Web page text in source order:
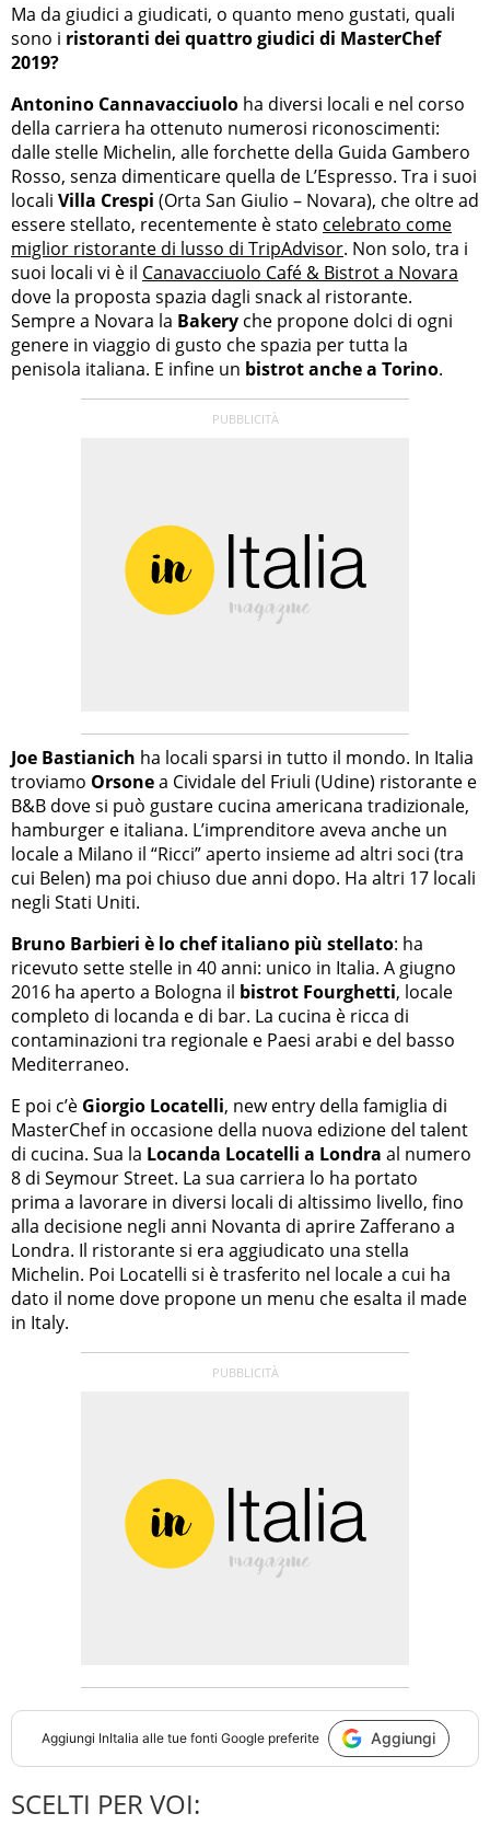
Ma da giudici a giudicati, o quanto meno gustati, quali
sono i ristoranti dei quattro giudici di MasterChef
2019?
Antonino Cannavacciuolo ha diversi locali e nel corso
della carriera ha ottenuto numerosi riconoscimenti:
dalle stelle Michelin, alle forchette della Guida Gambero
Rosso, senza dimenticare quella de L’Espresso. Tra i suoi
locali Villa Crespi (Orta San Giulio – Novara), che oltre ad
essere stellato, recentemente è stato celebrato come
miglior ristorante di lusso di TripAdvisor. Non solo, tra i
suoi locali vi è il Canavacciuolo Café & Bistrot a Novara
dove la proposta spazia dagli snack al ristorante.
Sempre a Novara la Bakery che propone dolci di ogni
genere in viaggio di gusto che spazia per tutta la
penisola italiana. E infine un bistrot anche a Torino.
Joe Bastianich ha locali sparsi in tutto il mondo. In Italia
troviamo Orsonea Cividale del Friuli (Udine) ristorante e
B&B dove si può gustare cucina americana tradizionale,
hamburger e italiana. L’imprenditore aveva anche un
locale a Milano il “Ricci” aperto insieme ad altri soci (tra
cui Belen) ma poi chiuso due anni dopo. Ha altri 17 locali
negli Stati Uniti.
Bruno Barbieri è lo chef italiano più stellato: ha
ricevuto sette stelle in 40 anni: unico in Italia. A giugno
2016 ha aperto a Bologna il bistrot Fourghetti, locale
completo di locanda e di bar. La cucina è ricca di
contaminazioni tra regionale e Paesi arabi e del basso
Mediterraneo.
E poi c’è Giorgio Locatelli, new entry della famiglia di
MasterChef in occasione della nuova edizione del talent
di cucina. Sua la Locanda Locatelli a Londra al numero
8 di Seymour Street. La sua carriera lo ha portato
prima a lavorare in diversi locali di altissimo livello, fino
alla decisione negli anni Novanta di aprire Zafferano a
Londra. Il ristorante si era aggiudicato una stella
Michelin. Poi Locatelli si è trasferito nel locale a cui ha
dato il nome dove propone un menu che esalta il made
in Italy.
Aggiungi InItalia alle tue fonti Google preferite Aggiungi
SCELTI PER VOI: